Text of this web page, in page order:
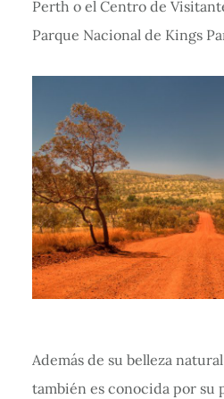
Perth o el Centro de
Parque Nacional de Kings
Además de su belleza
también es conocida por su